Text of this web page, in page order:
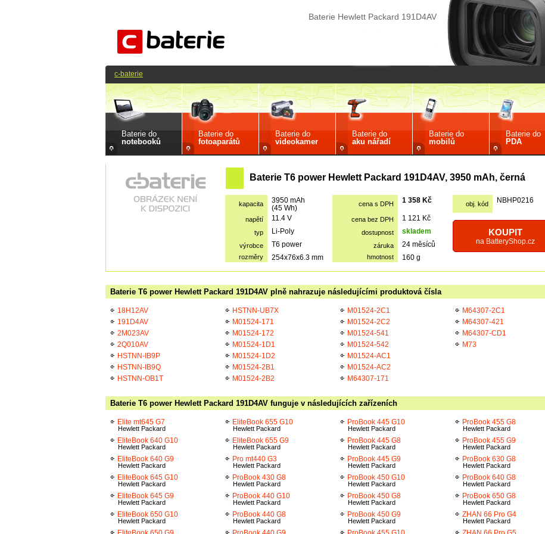
Baterie Hewlett Packard 191D4AV
Baterie do
notebooků
Baterie do
fotoaparátů
Baterie do
videokamer
Baterie do
aku nářadí
Baterie do
mobilů
Baterie do
PDA
Baterie T6 power Hewlett Packard 191D4AV, 3950 mAh, černá
kapacita
3950 mAh
(45 Wh)
cena s DPH 1 358 Kč obj. kód NBHP0216
napětí 11.4 V cena bez DPH 1 121 Kč
KOUPIT
na BatteryShop.cz
typ Li-Poly dostupnost skladem
výrobce T6 power záruka 24 měsíců
rozměry 254x76x6.3 mm hmotnost 160 g
Baterie T6 power Hewlett Packard 191D4AV plně nahrazuje následujícími produktová čísla
18H12AV
191D4AV
2M023AV
2Q010AV
HSTNN-IB9P
HSTNN-IB9Q
HSTNN-OB1T
HSTNN-UB7X
M01524-171
M01524-172
M01524-1D1
M01524-1D2
M01524-2B1
M01524-2B2
M01524-2C1
M01524-2C2
M01524-541
M01524-542
M01524-AC1
M01524-AC2
M64307-171
M64307-2C1
M64307-421
M64307-CD1
M73
Baterie T6 power Hewlett Packard 191D4AV funguje v následujících zařízeních
Elite mt645 G7
Hewlett Packard
EliteBook 640 G10
Hewlett Packard
EliteBook 640 G9
Hewlett Packard
EliteBook 645 G10
Hewlett Packard
EliteBook 645 G9
Hewlett Packard
EliteBook 650 G10
Hewlett Packard
EliteBook 655 G10
Hewlett Packard
EliteBook 655 G9
Hewlett Packard
Pro mt440 G3
Hewlett Packard
ProBook 430 G8
Hewlett Packard
ProBook 440 G10
Hewlett Packard
ProBook 440 G8
Hewlett Packard
ProBook 445 G10
Hewlett Packard
ProBook 445 G8
Hewlett Packard
ProBook 445 G9
Hewlett Packard
ProBook 450 G10
Hewlett Packard
ProBook 450 G8
Hewlett Packard
ProBook 450 G9
Hewlett Packard
ProBook 455 G8
Hewlett Packard
ProBook 455 G9
Hewlett Packard
ProBook 630 G8
Hewlett Packard
ProBook 640 G8
Hewlett Packard
ProBook 650 G8
Hewlett Packard
ZHAN 66 Pro G4
Hewlett Packard
c-baterie